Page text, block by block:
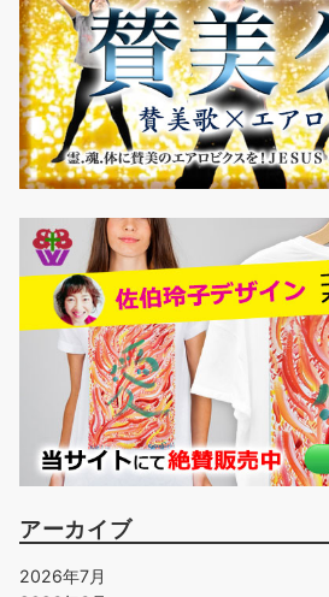
アーカイブ
2026年7月